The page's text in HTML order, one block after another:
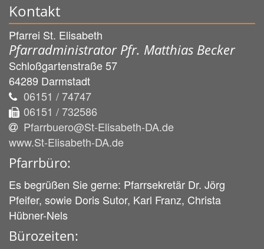
Kontakt
Pfarrei St. Elisabeth
Pfarradministrator Pfr. Matthias Becker
Schloßgartenstraße 57
64289 Darmstadt
06151 / 74747
06151 / 732586
Pfarrbuero@St-Elisabeth-DA.de
www.St-Elisabeth-DA.de
Pfarrbüro:
Es begrüßen Sie gerne: Pfarrsekretär Dr. Jörg
Pfeifer, sowie Doris Sutor, Karl Franz, Christa
Hübner-Nels
Bürozeiten: